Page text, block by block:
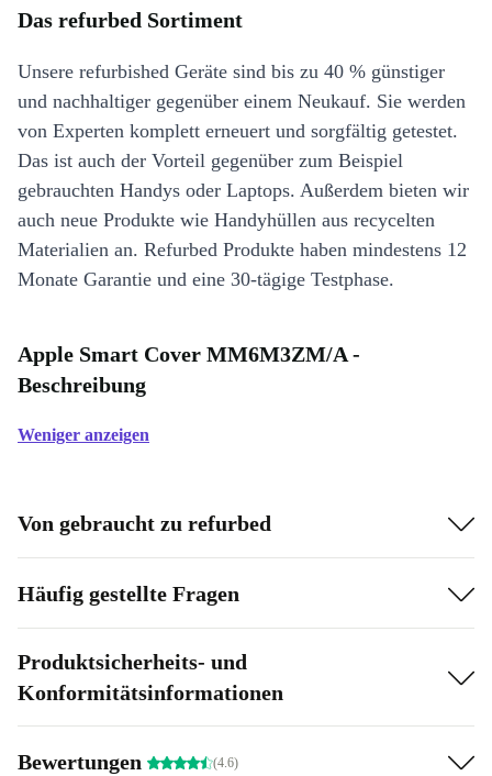
Das refurbed Sortiment
Unsere refurbished Geräte sind bis zu 40 % günstiger
und nachhaltiger gegenüber einem Neukauf. Sie werden
von Experten komplett erneuert und sorgfältig getestet.
Das ist auch der Vorteil gegenüber zum Beispiel
gebrauchten Handys oder Laptops. Außerdem bieten wir
auch neue Produkte wie Handyhüllen aus recycelten
Materialien an. Refurbed Produkte haben mindestens 12
Monate Garantie und eine 30-tägige Testphase.
Apple Smart Cover MM6M3ZM/A -
Beschreibung
Weniger anzeigen
Von gebraucht zu refurbed
Häufig gestellte Fragen
Produktsicherheits- und
Konformitätsinformationen
Bewertungen (4.6)